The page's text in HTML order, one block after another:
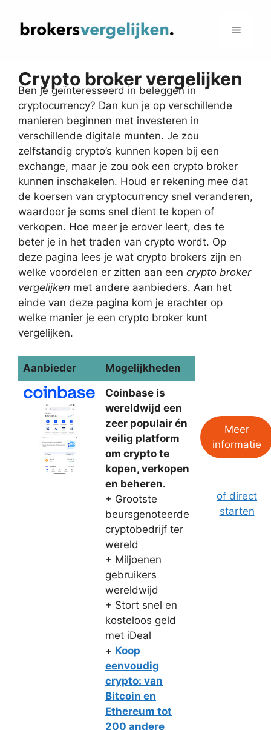
naar
Menu
Crypto broker vergelijken
Ben je geïnteresseerd in beleggen in
cryptocurrency? Dan kun je op verschillende
manieren beginnen met investeren in
verschillende digitale munten. Je zou
zelfstandig crypto’s kunnen kopen bij een
exchange, maar je zou ook een crypto broker
kunnen inschakelen. Houd er rekening mee dat
de koersen van cryptocurrency snel veranderen,
waardoor je soms snel dient te kopen of
verkopen. Hoe meer je erover leert, des te
beter je in het traden van crypto wordt. Op
deze pagina lees je wat crypto brokers zijn en
welke voordelen er zitten aan een crypto broker
vergelijken met andere aanbieders. Aan het
einde van deze pagina kom je erachter op
welke manier je een crypto broker kunt
vergelijken.
Aanbieder Mogelijkheden
Coinbase is
wereldwijd een
zeer populair én
veilig platform
om crypto te
kopen, verkopen
en beheren.
+ Grootste
beursgenoteerde
cryptobedrijf ter
wereld
+ Miljoenen
gebruikers
wereldwijd
+ Stort snel en
kosteloos geld
met iDeal
+ Koop
eenvoudig
crypto: van
Bitcoin en
Ethereum tot
200 andere
Meer
informatie
of direct
starten